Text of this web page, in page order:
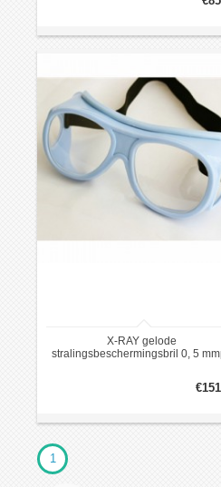
X-RAY gelode
stralingsbeschermingsbril 0, 5
1